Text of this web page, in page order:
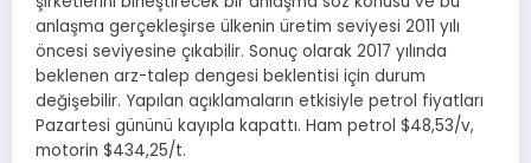
anlaşma gerçekleşirse ülkenin üretim seviyesi 2011 yılı
öncesi seviyesine çıkabilir. Sonuç olarak 2017 yılında
beklenen arz-talep dengesi beklentisi için durum
değişebilir. Yapılan açıklamaların etkisiyle petrol fiyatları
Pazartesi gününü kayıpla kapattı. Ham petrol $48,53/v,
motorin $434,25/t.